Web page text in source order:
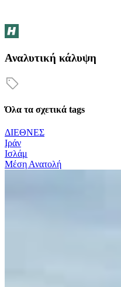
Αναλυτική κάλυψη
Όλα τα σχετικά tags
ΔΙΕΘΝΕΣ
Ιράν
Ισλάμ
Μέση Ανατολή